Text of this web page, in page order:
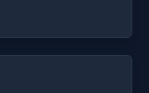
Quick View